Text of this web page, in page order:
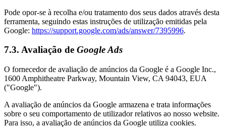
Pode opor-se à recolha e/ou tratamento dos seus dados através desta
ferramenta, seguindo estas instruções de utilização emitidas pela
Google: https://support.google.com/ads/answer/7395996.
7.3. Avaliação de Google Ads
O fornecedor de avaliação de anúncios da Google é a Google Inc.,
1600 Amphitheatre Parkway, Mountain View, CA 94043, EUA
("Google").
A avaliação de anúncios da Google armazena e trata informações
sobre o seu comportamento de utilizador relativos ao nosso website.
Para isso, a avaliação de anúncios da Google utiliza cookies.